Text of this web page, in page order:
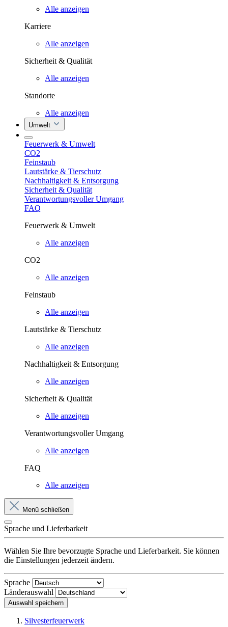
Alle anzeigen
Karriere
Alle anzeigen
Sicherheit & Qualität
Alle anzeigen
Standorte
Alle anzeigen
Umwelt
Feuerwerk & Umwelt
CO2
Feinstaub
Lautstärke & Tierschutz
Nachhaltigkeit & Entsorgung
Sicherheit & Qualität
Verantwortungsvoller Umgang
FAQ
Feuerwerk & Umwelt
Alle anzeigen
CO2
Alle anzeigen
Feinstaub
Alle anzeigen
Lautstärke & Tierschutz
Alle anzeigen
Nachhaltigkeit & Entsorgung
Alle anzeigen
Sicherheit & Qualität
Alle anzeigen
Verantwortungsvoller Umgang
Alle anzeigen
FAQ
Alle anzeigen
Menü schließen
Sprache und Lieferbarkeit
Wählen Sie Ihre bevorzugte Sprache und Lieferbarkeit. Sie können
die Einstellungen jederzeit ändern.
Sprache
Länderauswahl
Auswahl speichern
Silvesterfeuerwerk